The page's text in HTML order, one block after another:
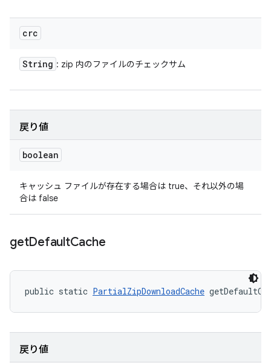
crc
String : zip 内のファイルのチェックサム
戻り値
boolean
キャッシュ ファイルが存在する場合は true、それ以外の場
合は false
getDefaultCache
public static PartialZipDownloadCache
戻り値